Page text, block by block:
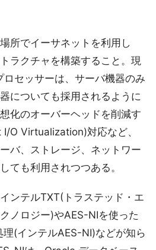
所でイーサネットを利用し
ラクチャを構築すること。現
セッサーは、サーバ機器のみ
についても採用されるように
化のオーバーヘッドを削減す
O Virtualization)対応など、
バ、ストレージ、ネットワー
ても利用されつつある。
ンテルTXT(トラステッド・エ
ノロジー)やAES-NIを使った
(インテルAES-NI)などが知ら